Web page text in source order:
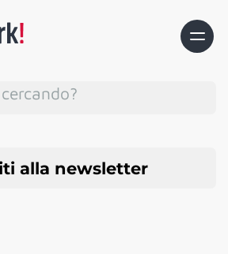
alla newsletter